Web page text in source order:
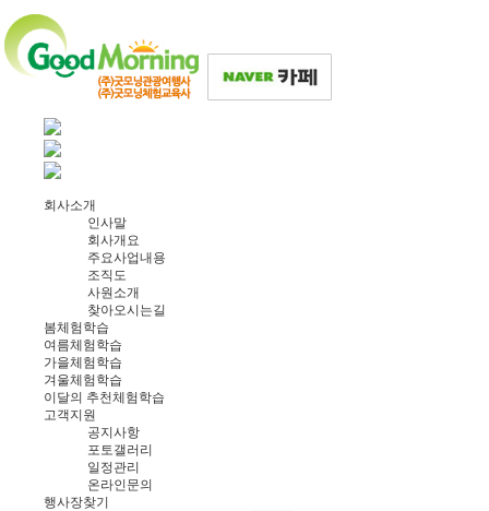
회사소개
인사말
회사개요
주요사업내용
조직도
사원소개
찾아오시는길
봄체험학습
여름체험학습
가을체험학습
겨울체험학습
이달의 추천체험학습
고객지원
공지사항
포토갤러리
일정관리
온라인문의
행사장찾기